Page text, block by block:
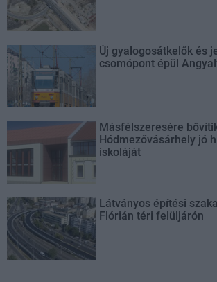
Új gyalogosátkelők és
csomópont épül
Másfélszeresére
Hódmezővásárhely jó
iskoláját
Látványos építési
Flórián téri felüljárón